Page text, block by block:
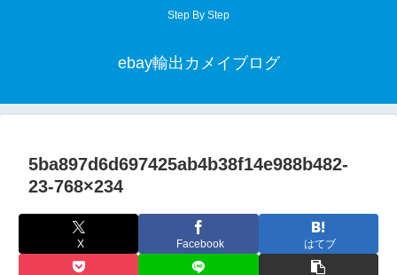
Step By Step
ebay輸出カメイブログ
5ba897d6d697425ab4b38f14e988b482-
23-768×234
X Facebook はてブ